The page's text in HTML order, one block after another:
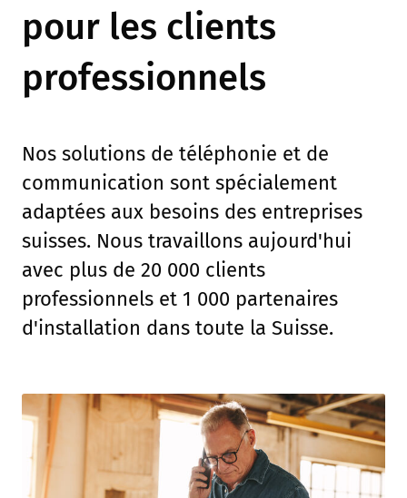
pour les clients
professionnels
Nos solutions de téléphonie et de
communication sont spécialement
adaptées aux besoins des entreprises
suisses. Nous travaillons aujourd'hui
avec plus de 20 000 clients
professionnels et 1 000 partenaires
d'installation dans toute la Suisse.